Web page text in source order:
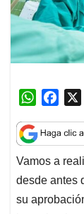
W
a
t
s
A
p
c
e
b
o
o
Vamos a
desde antes
su